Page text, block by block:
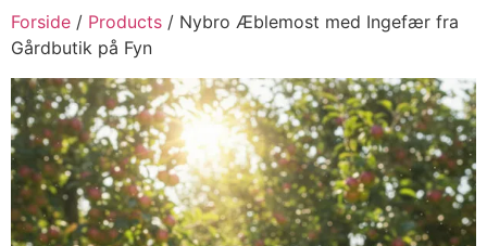
Forside / Products / Nybro Æblemost med Ingefær fra
Gårdbutik på Fyn